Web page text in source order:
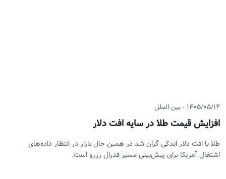
۱۴۰۵/۰۵/۱۴ بین الملل
افزایش قیمت طلا در سایه افت دلار
طلا با افت دلار اندکی گران شد در همین حال بازار در انتظار داده‌های
اشتغال آمریکا برای پیش‌بینی مسیر فدرال رزرو است.